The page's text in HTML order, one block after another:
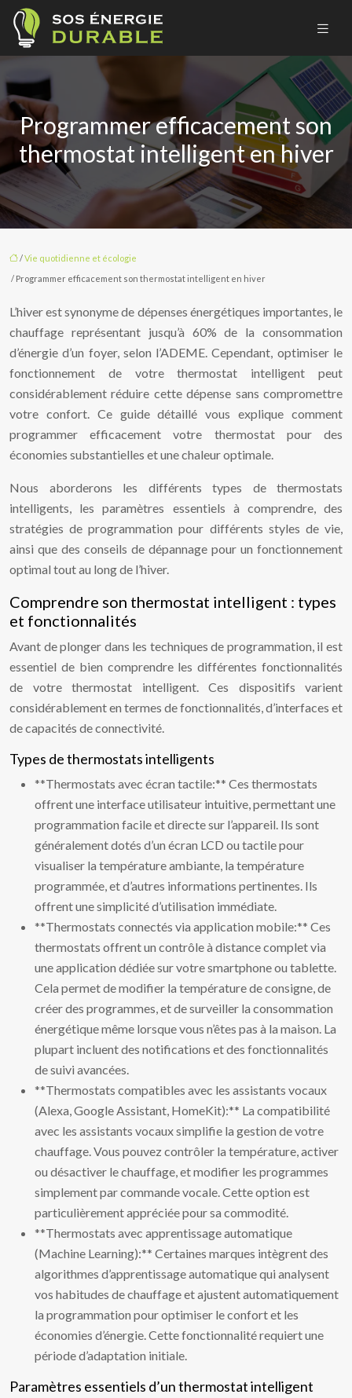
Programmer efficacement son
thermostat intelligent en hiver
/Vie quotidienne et écologie
/ Programmer efficacement son thermostat intelligent en hiver
L’hiver est synonyme de dépenses énergétiques importantes, le
chauffage représentant jusqu’à 60% de la consommation
d’énergie d’un foyer, selon l’ADEME. Cependant, optimiser le
fonctionnement de votre thermostat intelligent peut
considérablement réduire cette dépense sans compromettre
votre confort. Ce guide détaillé vous explique comment
programmer efficacement votre thermostat pour des
économies substantielles et une chaleur optimale.
Nous aborderons les différents types de thermostats
intelligents, les paramètres essentiels à comprendre, des
stratégies de programmation pour différents styles de vie,
ainsi que des conseils de dépannage pour un fonctionnement
optimal tout au long de l’hiver.
Comprendre son thermostat intelligent : types
et fonctionnalités
Avant de plonger dans les techniques de programmation, il est
essentiel de bien comprendre les différentes fonctionnalités
de votre thermostat intelligent. Ces dispositifs varient
considérablement en termes de fonctionnalités, d’interfaces et
de capacités de connectivité.
Types de thermostats intelligents
**Thermostats avec écran tactile:** Ces thermostats
offrent une interface utilisateur intuitive, permettant une
programmation facile et directe sur l’appareil. Ils sont
généralement dotés d’un écran LCD ou tactile pour
visualiser la température ambiante, la température
programmée, et d’autres informations pertinentes. Ils
offrent une simplicité d’utilisation immédiate.
**Thermostats connectés via application mobile:** Ces
thermostats offrent un contrôle à distance complet via
une application dédiée sur votre smartphone ou tablette.
Cela permet de modifier la température de consigne, de
créer des programmes, et de surveiller la consommation
énergétique même lorsque vous n’êtes pas à la maison. La
plupart incluent des notifications et des fonctionnalités
de suivi avancées.
**Thermostats compatibles avec les assistants vocaux
(Alexa, Google Assistant, HomeKit):** La compatibilité
avec les assistants vocaux simplifie la gestion de votre
chauffage. Vous pouvez contrôler la température, activer
ou désactiver le chauffage, et modifier les programmes
simplement par commande vocale. Cette option est
particulièrement appréciée pour sa commodité.
**Thermostats avec apprentissage automatique
(Machine Learning):** Certaines marques intègrent des
algorithmes d’apprentissage automatique qui analysent
vos habitudes de chauffage et ajustent automatiquement
la programmation pour optimiser le confort et les
économies d’énergie. Cette fonctionnalité requiert une
période d’adaptation initiale.
Paramètres essentiels d’un thermostat intelligent